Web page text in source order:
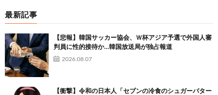
最新記事
【悲報】韓国サッカー協会、Ｗ杯アジア予選で外国人審
判員に性的接待か…韓国放送局が独占報道
2026.08.07
【衝撃】令和の日本人「セブンの冷食のシュガーバター